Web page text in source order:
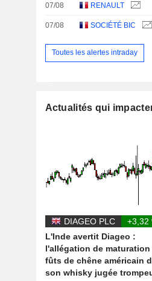
07/08 RENAULT
07/08 SOCIÉTÉ BIC
Toutes les alertes intraday
Actualités qui
DIAGEO PLC
+3,32
L'Inde avertit Diageo :
l'allégation de maturation
fûts de chêne américain
son whisky jugée